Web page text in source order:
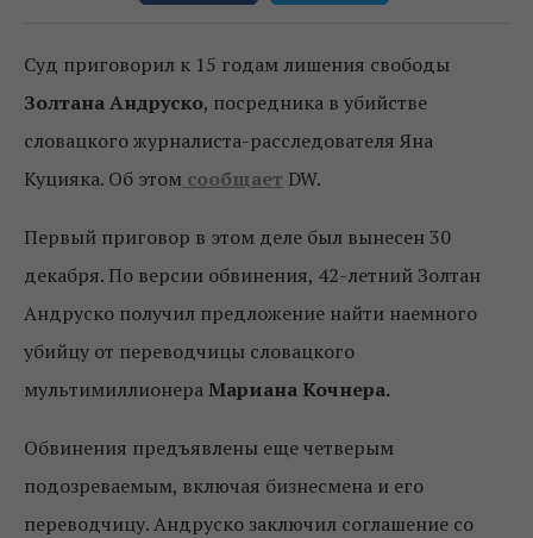
Суд приговорил к 15 годам лишения свободы
Золтана Андруско, посредника в убийстве
словацкого журналиста-расследователя Яна
Куцияка. Об этом сообщает DW.
Первый приговор в этом деле был вынесен 30
декабря. По версии обвинения, 42-летний Золтан
Андруско получил предложение найти наемного
убийцу от переводчицы словацкого
мультимиллионераМариана Кочнера.
Обвинения предъявлены еще четверым
подозреваемым, включая бизнесмена и его
переводчицу. Андруско заключил соглашение со